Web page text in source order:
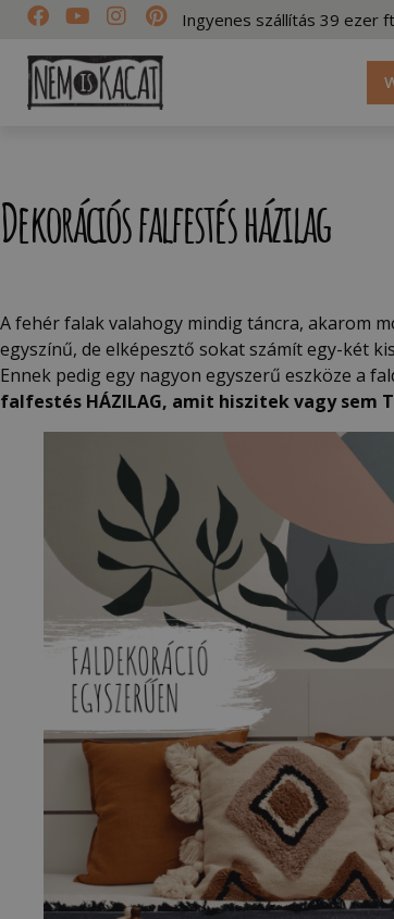
Ingyenes szállítás 39 ezer
Dekorációs falfestés házilag
A fehér falak valahogy mindig táncra, akarom
egyszínű, de elképesztő sokat számít egy-két
Ennek pedig egy nagyon egyszerű eszköze a
falfestés HÁZILAG, amit hiszitek vagy sem